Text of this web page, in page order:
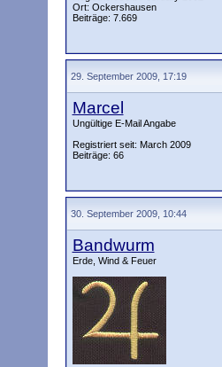
Ort: Ockershausen
Beiträge: 7.669
29. September 2009, 17:19
Marcel
Ungültige E-Mail Angabe
Registriert seit: March 2009
Beiträge: 66
30. September 2009, 10:44
Bandwurm
Erde, Wind & Feuer